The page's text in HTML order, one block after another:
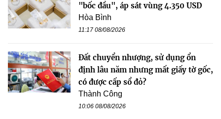
"bốc đầu", áp sát vùng 4.350 USD
Hòa Bình
11:17 08/08/2026
Đất chuyển nhượng, sử dụng ổn
định lâu năm nhưng mất giấy tờ gốc,
có được cấp sổ đỏ?
Thành Công
10:06 08/08/2026